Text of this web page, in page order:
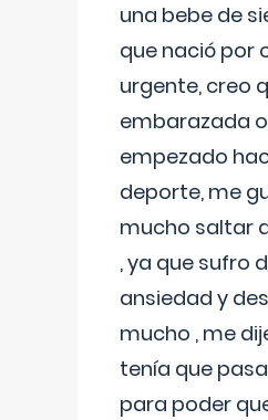
una bebe de
que nació por
urgente, creo
embarazada
empezado
deporte, me
mucho saltar
, ya que sufro
ansiedad y
mucho , me
tenía que
para poder